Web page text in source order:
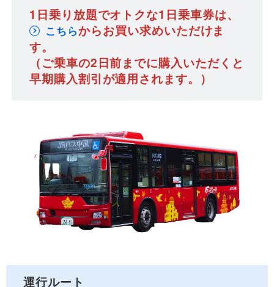
1日乗り放題でオトクな1日乗車券は、
こちらからお買い求めいただけま
す。
（ご乗車の2日前までに購入いただくと
早期購入割引が適用されます。）
運行ルート